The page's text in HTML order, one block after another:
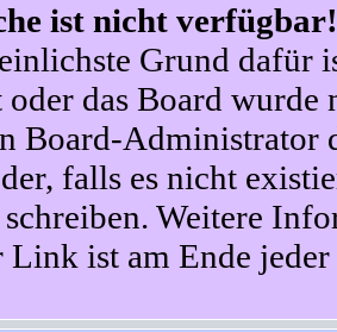
ist nicht verfügbar!
Grund dafür
das Board wurde
Board-Administrator
falls es nicht
Weitere
Link ist am Ende jeder